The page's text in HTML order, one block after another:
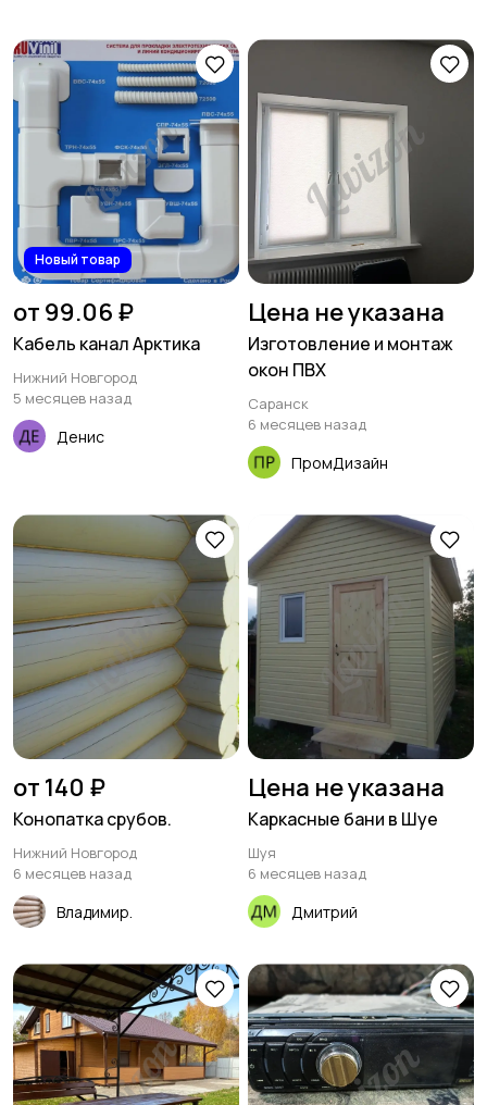
Новый товар
от 99.06 ₽
Кабель канал Арктика
Нижний Новгород
5 месяцев назад
Денис
Цена не указана
Изготовление и монтаж
окон ПВХ
Саранск
6 месяцев назад
ПромДизайн
от 140 ₽
Конопатка срубов.
Нижний Новгород
6 месяцев назад
Владимир.
Цена не указана
Каркасные бани в Шуе
Шуя
6 месяцев назад
Дмитрий